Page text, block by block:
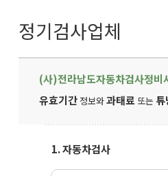
정기검사업체
(사)전라남도자동차검사정비
유효기간 정보와과태료 또는
1. 자동차검사